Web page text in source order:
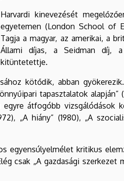
Harvardi kinevezését
egyetemen (London School of
Tagja a magyar, az amerikai, a
Állami díjas, a Seidman díj,
kitüntetettje.
kötődik, abban
tapasztalatok alapján”
átfogóbb vizsgálódások
„A hiány” (1980), „A
kritikus
„A gazdasági szerkezet